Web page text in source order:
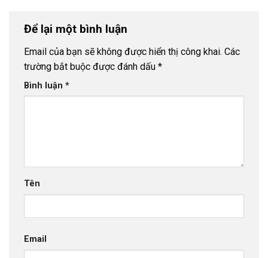
Để lại một bình luận
Email của bạn sẽ không được hiển thị công khai. Các
trường bắt buộc được đánh dấu *
Bình luận *
Tên
Email